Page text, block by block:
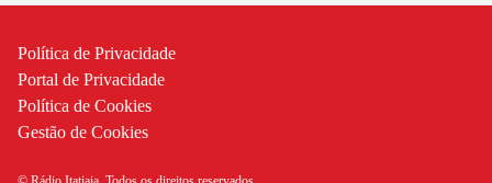
Política de Privacidade
Portal de Privacidade
Política de Cookies
Gestão de Cookies